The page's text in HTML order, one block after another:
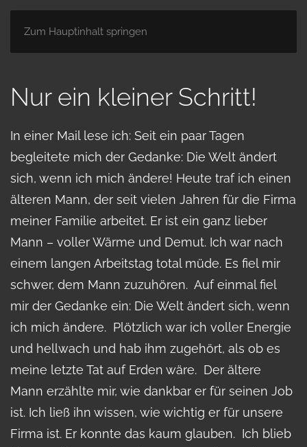
Zum Hauptinhalt springen
Nur ein kleiner Schritt!
In einer Mail lese ich: Seit ein paar Tagen
begleitete mich der Gedanke: Die Welt ändert
sich, wenn ich mich ändere! Heute traf ich einen
älteren Mann, der seit vielen Jahren für die Firma
meiner Familie arbeitet. Er ist ein ganz lieber
Mann – voller Wärme und Demut. Ich war nach
einem langen Arbeitstag total müde. Es fiel mir
schwer, dem Mann zuzuhören. Auf einmal fiel
mir der Gedanke ein: Die Welt ändert sich, wenn
ich mich ändere. Plötzlich war ich voller Energie
und hellwach und hab ihm zugehört, als ob es
meine letzte Tat auf Erden wäre. Der ältere
Mann erzählte mir, wie dankbar er für seinen Job
ist. Ich ließ ihn wissen, wie wichtig er für unsere
Firma ist. Er konnte das kaum glauben. Ich blieb